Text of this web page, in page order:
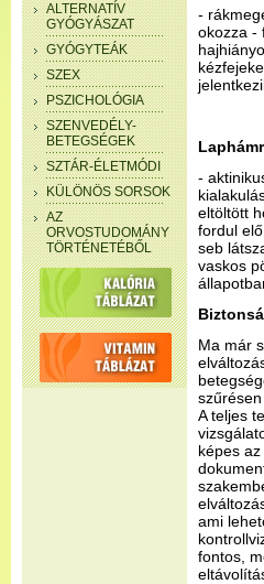
ALTERNATÍV
GYÓGYÁSZAT
GYÓGYTEÁK
SZEX
PSZICHOLÓGIA
SZENVEDÉLY-
BETEGSÉGEK
SZTÁR-ÉLETMÓDI
KÜLÖNÖS SORSOK
AZ
ORVOSTUDOMÁNY
TÖRTÉNETÉBŐL
-
okozza -
-
eltöltött
fordul
seb
vaskos
Ma már
A teljes
képes
ami
fontos,